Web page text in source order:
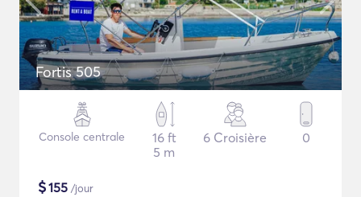
Fortis 505
Console centrale
16 ft
5 m
6 Croisière 0
$155 /jour